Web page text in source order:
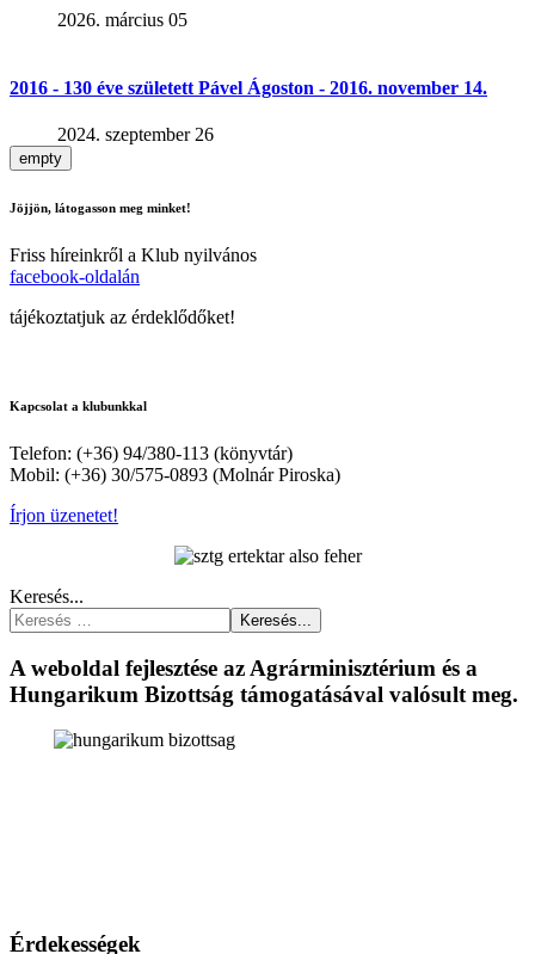
2026. március 05
2016 - 130 éve született Pável Ágoston - 2016. november 14.
2024. szeptember 26
empty
Jöjjön, látogasson meg minket!
Friss híreinkről a Klub nyilvános
facebook-oldalán
tájékoztatjuk az érdeklődőket!
Kapcsolat a klubunkkal
Telefon: (+36) 94/380-113 (könyvtár)
Mobil: (+36) 30/575-0893 (Molnár Piroska)
Írjon üzenetet!
Keresés...
Keresés...
A weboldal fejlesztése az Agrárminisztérium és a
Hungarikum Bizottság támogatásával valósult meg.
Érdekességek